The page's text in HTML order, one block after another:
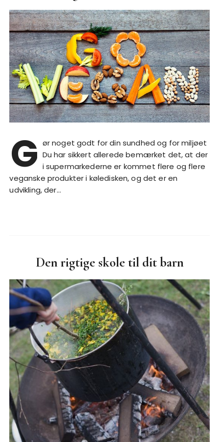
G ør noget godt for din sundhed og for miljøet
Du har sikkert allerede bemærket det, at der
i supermarkederne er kommet flere og flere
veganske produkter i køledisken, og det er en
udvikling, der…
Den rigtige skole til dit barn